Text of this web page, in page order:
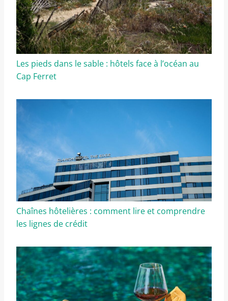
Les pieds dans le sable : hôtels face à l’océan au
Cap Ferret
Chaînes hôtelières : comment lire et comprendre
les lignes de crédit